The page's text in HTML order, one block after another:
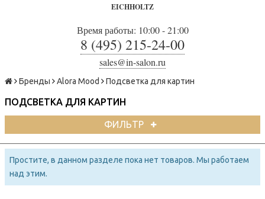
EICHHOLTZ
Время работы: 10:00 - 21:00
8 (495) 215-24-00
sales@in-salon.ru
Бренды Alora Mood Подсветка для картин
ПОДСВЕТКА ДЛЯ КАРТИН
ФИЛЬТР
Простите, в данном разделе пока нет товаров. Мы работаем
над этим.